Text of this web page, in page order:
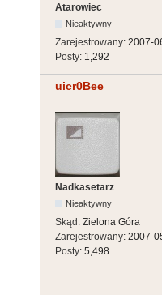
Atarowiec
Nieaktywny
Zarejestrowany: 2007-
Posty: 1,292
uicr0Bee
Nadkasetarz
Nieaktywny
Skąd: Zielona Góra
Zarejestrowany: 2007-
Posty: 5,498